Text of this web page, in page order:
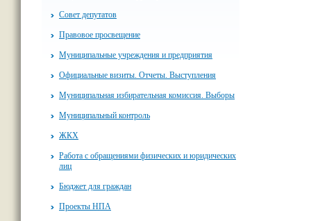
Совет депутатов
Правовое просвещение
Муниципальные учреждения и предприятия
Официальные визиты. Отчеты. Выступления
Муниципальная избирательная комиссия. Выборы
Муниципальный контроль
ЖКХ
Работа с обращениями физических и юридических
лиц
Бюджет для граждан
Проекты НПА